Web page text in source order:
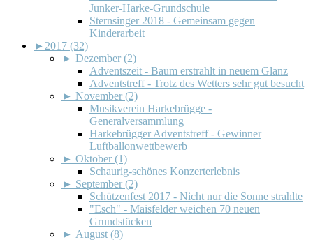
Junker-Harke-Grundschule
Sternsinger 2018 - Gemeinsam gegen
Kinderarbeit
► 2017 (32)
► Dezember (2)
Adventszeit - Baum erstrahlt in neuem Glanz
Adventstreff - Trotz des Wetters sehr gut besucht
► November (2)
Musikverein Harkebrügge -
Generalversammlung
Harkebrügger Adventstreff - Gewinner
Luftballonwettbewerb
► Oktober (1)
Schaurig-schönes Konzerterlebnis
► September (2)
Schützenfest 2017 - Nicht nur die Sonne strahlte
"Esch" - Maisfelder weichen 70 neuen
Grundstücken
► August (8)